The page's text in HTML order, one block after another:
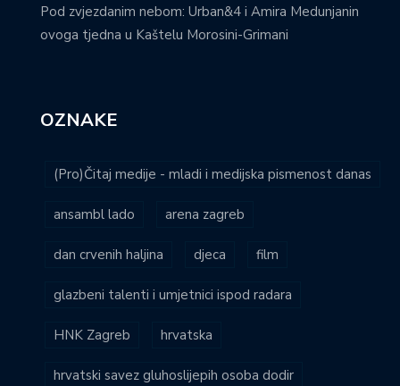
Pod zvjezdanim nebom: Urban&4 i Amira Medunjanin
ovoga tjedna u Kaštelu Morosini-Grimani
OZNAKE
(Pro)Čitaj medije - mladi i medijska pismenost danas
ansambl lado arena zagreb
dan crvenih haljina djeca film
glazbeni talenti i umjetnici ispod radara
HNK Zagreb hrvatska
hrvatski savez gluhoslijepih osoba dodir